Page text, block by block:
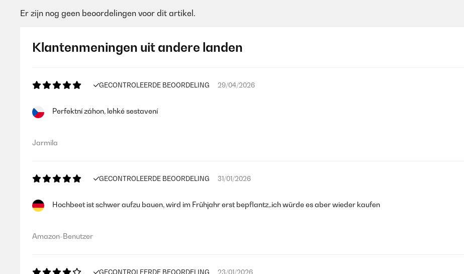
Er zijn nog geen beoordelingen voor dit artikel.
Klantenmeningen uit andere landen
GECONTROLEERDE BEOORDELING 29/04/2026
Perfektní záhon, lehké sestavení
Jarmila
GECONTROLEERDE BEOORDELING 31/01/2026
Hochbeet ist schwer aufzu bauen, wird im Frühjahr erst bepflantz,.ich würde es aber wieder kaufen
Amazon-Benutzer
GECONTROLEERDE BEOORDELING 23/01/2026